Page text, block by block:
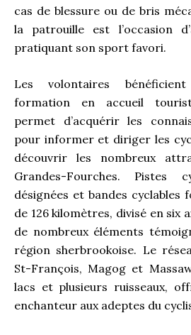
cas de blessure ou de bris
la patrouille est l’occasion
pratiquant son sport favori.
Les volontaires
formation en accueil
permet d’acquérir les
pour informer et diriger les
découvrir les nombreux
Grandes-Fourches. Pistes
désignées et bandes
de 126 kilomètres, divisé en six
de nombreux éléments
région sherbrookoise. Le
St-François, Magog et
lacs et plusieurs ruisseaux,
enchanteur aux adeptes du